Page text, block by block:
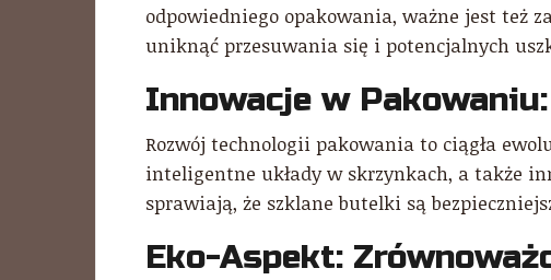
odpowiedniego opakowania, ważne jest też
uniknąć przesuwania się i potencjalnych
Innowacje w
Rozwój technologii pakowania to ciągła
inteligentne układy w skrzynkach, a także
sprawiają, że szklane butelki są
Eko-Aspekt: